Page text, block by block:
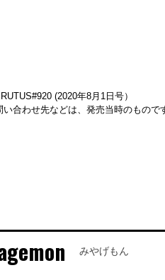
(2020年8月1日号）
い合わせ先などは、発売当時のもので
みやげもん